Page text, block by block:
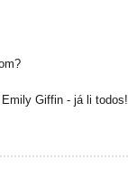
Giffin - já li todos!